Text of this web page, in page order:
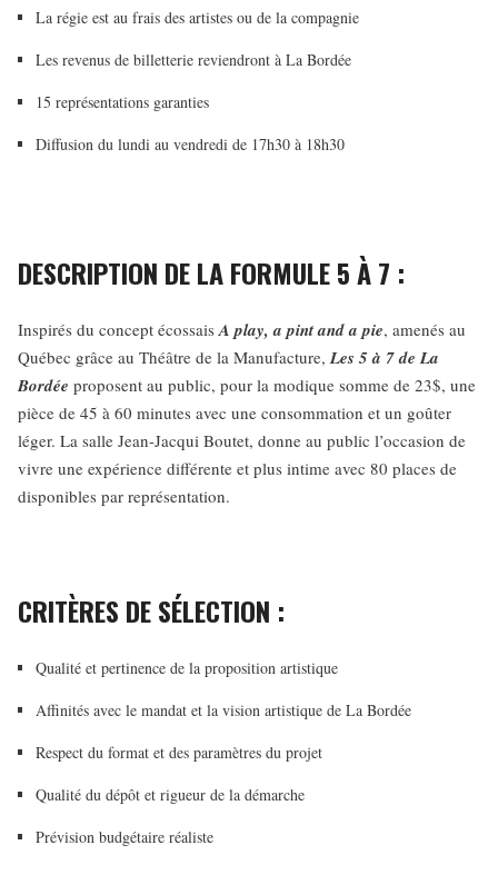
La régie est au frais des artistes ou de la compagnie
Les revenus de billetterie reviendront à La Bordée
15 représentations garanties
Diffusion du lundi au vendredi de 17h30 à 18h30
DESCRIPTION DE LA FORMULE 5 À 7 :
Inspirés du concept écossaisA play, a pint and a pie, amenés au
Québec grâce au Théâtre de la Manufacture,Les 5 à 7 de La
Bordée proposent au public, pour la modique somme de 23$, une
pièce de 45 à 60 minutes avec une consommation et un goûter
léger. La salle Jean-Jacqui Boutet, donne au public l’occasion de
vivre une expérience différente et plus intime avec 80 places de
disponibles par représentation.
CRITÈRES DE SÉLECTION :
Qualité et pertinence de la proposition artistique
Affinités avec le mandat et la vision artistique de La Bordée
Respect du format et des paramètres du projet
Qualité du dépôt et rigueur de la démarche
Prévision budgétaire réaliste